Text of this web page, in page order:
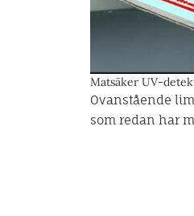
Matsäker UV-
Ovanstående
som redan har